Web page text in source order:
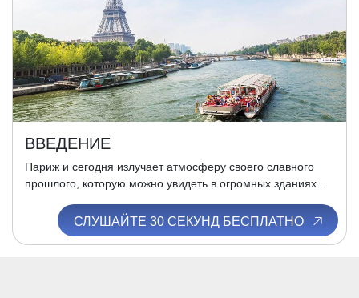
ВВЕДЕНИЕ
Париж и сегодня излучает атмосферу своего славного
прошлого, которую можно увидеть в огромных зданиях...
СЛУШАЙТЕ 30 СЕКУНД БЕСПЛАТНО